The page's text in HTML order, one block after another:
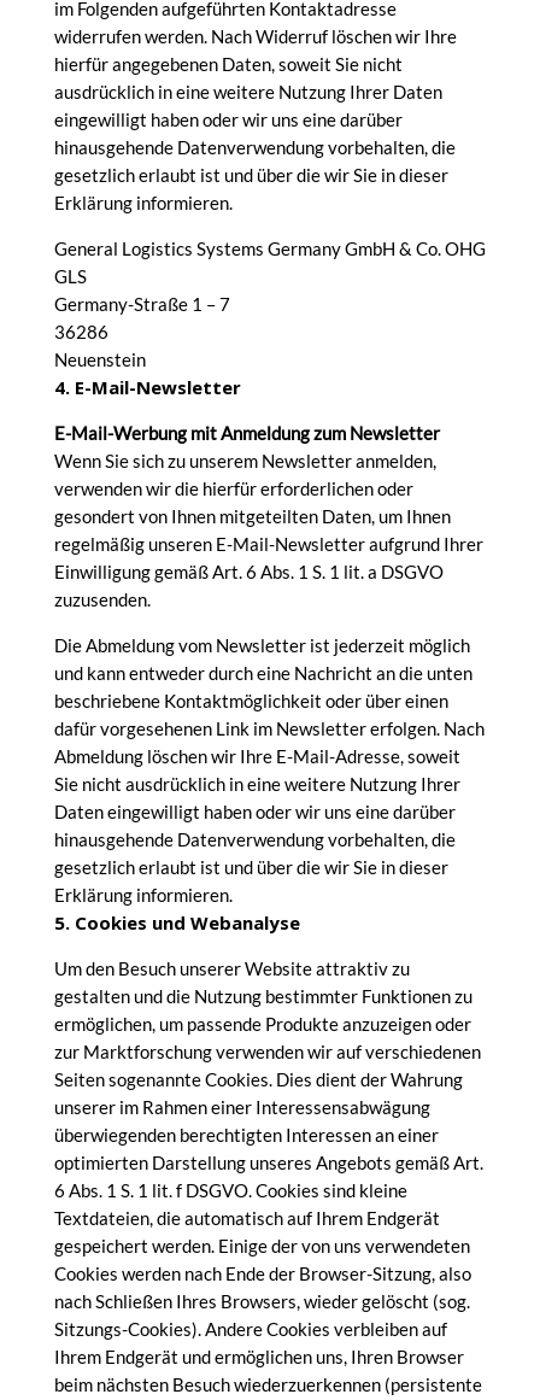
im Folgenden aufgeführten Kontaktadresse
widerrufen werden. Nach Widerruf löschen wir Ihre
hierfür angegebenen Daten, soweit Sie nicht
ausdrücklich in eine weitere Nutzung Ihrer Daten
eingewilligt haben oder wir uns eine darüber
hinausgehende Datenverwendung vorbehalten, die
gesetzlich erlaubt ist und über die wir Sie in dieser
Erklärung informieren.
General Logistics Systems Germany GmbH & Co. OHG
GLS
Germany-Straße 1 – 7
36286
Neuenstein
4. E-Mail-Newsletter
E-Mail-Werbung mit Anmeldung zum Newsletter
Wenn Sie sich zu unserem Newsletter anmelden,
verwenden wir die hierfür erforderlichen oder
gesondert von Ihnen mitgeteilten Daten, um Ihnen
regelmäßig unseren E-Mail-Newsletter aufgrund Ihrer
Einwilligung gemäß Art. 6 Abs. 1 S. 1 lit. a DSGVO
zuzusenden.
Die Abmeldung vom Newsletter ist jederzeit möglich
und kann entweder durch eine Nachricht an die unten
beschriebene Kontaktmöglichkeit oder über einen
dafür vorgesehenen Link im Newsletter erfolgen. Nach
Abmeldung löschen wir Ihre E-Mail-Adresse, soweit
Sie nicht ausdrücklich in eine weitere Nutzung Ihrer
Daten eingewilligt haben oder wir uns eine darüber
hinausgehende Datenverwendung vorbehalten, die
gesetzlich erlaubt ist und über die wir Sie in dieser
Erklärung informieren.
5. Cookies und Webanalyse
Um den Besuch unserer Website attraktiv zu
gestalten und die Nutzung bestimmter Funktionen zu
ermöglichen, um passende Produkte anzuzeigen oder
zur Marktforschung verwenden wir auf verschiedenen
Seiten sogenannte Cookies. Dies dient der Wahrung
unserer im Rahmen einer Interessensabwägung
überwiegenden berechtigten Interessen an einer
optimierten Darstellung unseres Angebots gemäß Art.
6 Abs. 1 S. 1 lit. f DSGVO. Cookies sind kleine
Textdateien, die automatisch auf Ihrem Endgerät
gespeichert werden. Einige der von uns verwendeten
Cookies werden nach Ende der Browser-Sitzung, also
nach Schließen Ihres Browsers, wieder gelöscht (sog.
Sitzungs-Cookies). Andere Cookies verbleiben auf
Ihrem Endgerät und ermöglichen uns, Ihren Browser
beim nächsten Besuch wiederzuerkennen (persistente